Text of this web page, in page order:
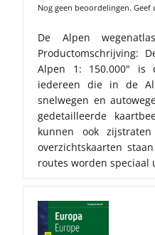
Nog geen beoordelingen.
De Alpen
Productomschrijving:
Alpen 1: 150.000" is
iedereen die in de
snelwegen en
gedetailleerde
kunnen ook
overzichtskaarten
routes worden speciaal